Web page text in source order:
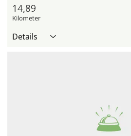
14,89
Kilometer
Details